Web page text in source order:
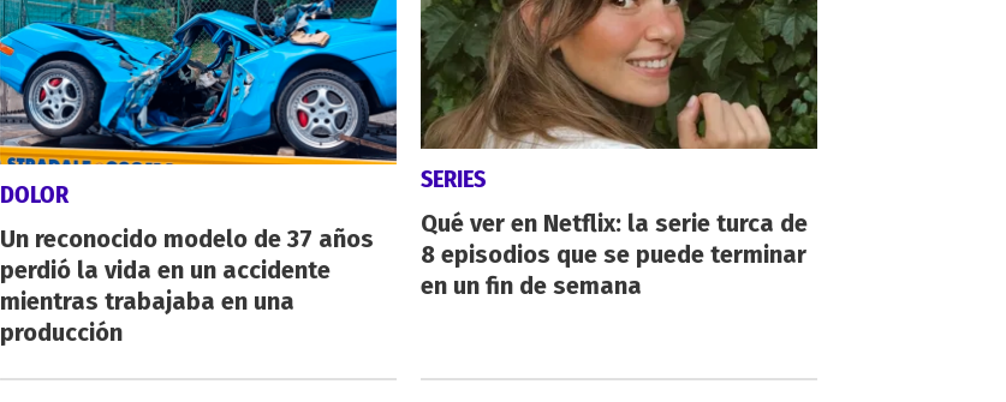
DOLOR
Un reconocido modelo de 37 años
perdió la vida en un accidente
mientras trabajaba en una
producción
SERIES
Qué ver en Netflix: la serie turca de
8 episodios que se puede terminar
en un fin de semana